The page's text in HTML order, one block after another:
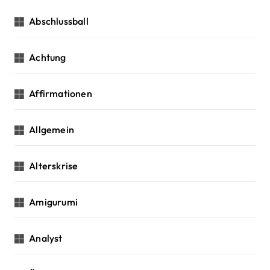
g
a
t
i
n
c
Abschlussball
Achtung
Affirmationen
Allgemein
Alterskrise
Amigurumi
Analyst